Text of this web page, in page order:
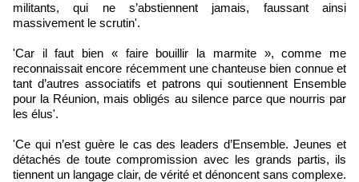
militants, qui ne s’abstiennent jamais, faussant ainsi
massivement le scrutin'.
'Car il faut bien « faire bouillir la marmite », comme me
reconnaissait encore récemment une chanteuse bien connue et
tant d’autres associatifs et patrons qui soutiennent Ensemble
pour la Réunion, mais obligés au silence parce que nourris par
les élus'.
'Ce qui n’est guère le cas des leaders d’Ensemble. Jeunes et
détachés de toute compromission avec les grands partis, ils
tiennent un langage clair, de vérité et dénoncent sans complexe.